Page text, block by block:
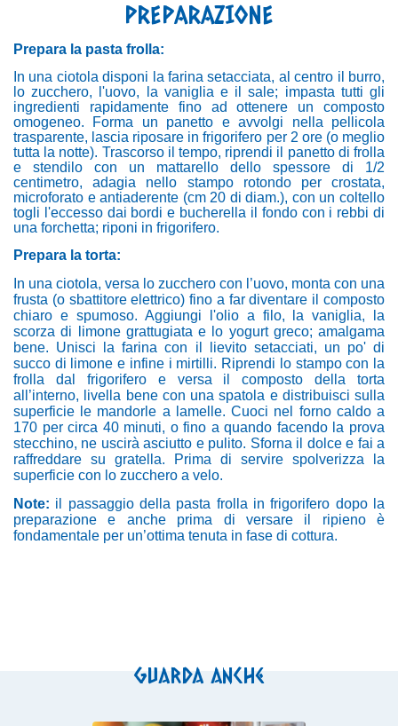
PREPARAZIONE
Prepara la pasta frolla:
In una ciotola disponi la farina setacciata, al centro il burro,
lo zucchero, l'uovo, la vaniglia e il sale; impasta tutti gli
ingredienti rapidamente fino ad ottenere un composto
omogeneo.
Forma un panetto e avvolgi nella pellicola
trasparente, lascia riposare in frigorifero per 2 ore (o meglio
tutta la notte). Trascorso il tempo, riprendi il panetto di frolla
e stendilo con un mattarello dello spessore di 1/2
centimetro, adagia nello stampo rotondo per crostata,
microforato e antiaderente (cm 20 di diam.), con un coltello
togli l'eccesso dai bordi e bucherella il fondo con i rebbi di
una forchetta; riponi in frigorifero.
Prepara la torta:
In una ciotola, versa lo zucchero con l’uovo, monta con una
frusta (o sbattitore elettrico) fino a far diventare il composto
chiaro e spumoso. Aggiungi l'olio a filo, la vaniglia, la
scorza di limone grattugiata e lo yogurt greco; amalgama
bene. Unisci la farina con il lievito setacciati, un po' di
succo di limone e infine i mirtilli. Riprendi lo stampo con la
frolla dal frigorifero e versa il composto della torta
all’interno, livella bene con una spatola e distribuisci sulla
superficie le mandorle a lamelle. Cuoci nel forno caldo a
170 per circa 40 minuti, o fino a quando facendo la prova
stecchino, ne uscirà asciutto e pulito. Sforna il dolce e fai a
raffreddare su gratella. Prima di servire spolverizza la
superficie con lo zucchero a velo.
Note: il passaggio della pasta frolla in frigorifero dopo la
preparazione e anche prima di versare il ripieno è
fondamentale per un’ottima tenuta in fase di cottura.
Guarda anche